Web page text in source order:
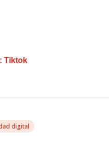
Tiktok
digital